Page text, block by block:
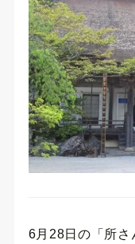
6月28日の「所さ